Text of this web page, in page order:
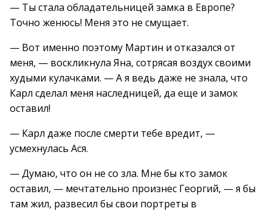
— Ты стала обладательницей замка в Европе?
Точно женюсь! Меня это не смущает.
— Вот именно поэтому Мартин и отказался от
меня, — воскликнула Яна, сотрясая воздух своими
худыми кулачками. — А я ведь даже не знала, что
Карл сделал меня наследницей, да еще и замок
оставил!
— Карл даже после смерти тебе вредит, —
усмехнулась Ася.
— Думаю, что он не со зла. Мне бы кто замок
оставил, — мечтательно произнес Георгий, — я бы
там жил, развесил бы свои портреты в